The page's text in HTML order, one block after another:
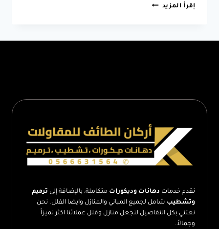
إقرأ المزيد مقاول
المباني
الحجرية
الطائف
نقدم خدمات دهانات وديكورات متكاملة، بالإضافة إلى ترميم
وتشطيب شامل لجميع المباني والمنازل وايضا الفلل. نحن
نعتني بكل التفاصيل لنجعل منازل وفلل عملائنا اكثر تميزاً
وجمالاً.